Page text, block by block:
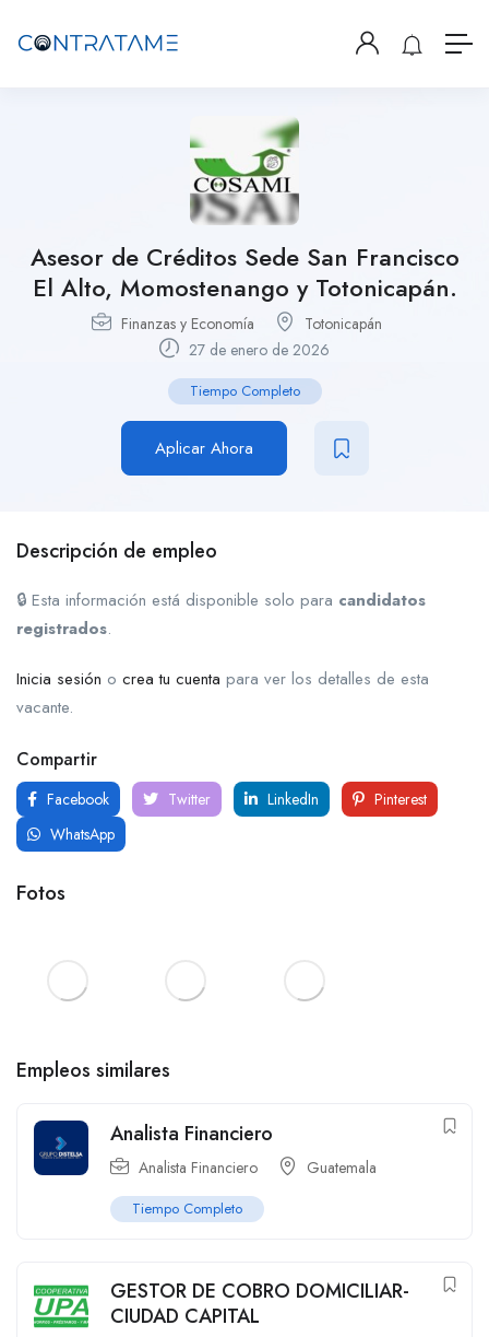
Asesor de Créditos Sede San Francisco
El Alto, Momostenango y Totonicapán.
Finanzas y Economía
Totonicapán
27 de enero de 2026
Tiempo Completo
Aplicar Ahora
Descripción de empleo
🔒 Esta información está disponible solo para candidatos
registrados.
Inicia sesión o crea tu cuenta para ver los detalles de esta
vacante.
Compartir
Facebook Twitter LinkedIn
Pinterest
WhatsApp
Fotos
Empleos similares
Analista Financiero
Analista Financiero Guatemala
Tiempo Completo
GESTOR DE COBRO DOMICILIAR-
CIUDAD CAPITAL